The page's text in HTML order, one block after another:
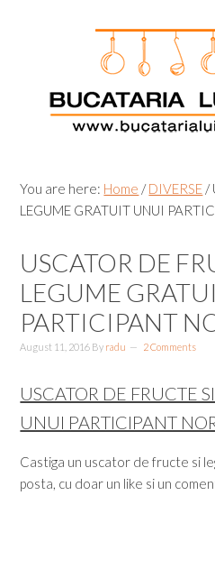
You are here: Home / DIVERSE /
LEGUME GRATUIT UNUI
USCATOR DE
LEGUME
PARTICIPANT
August 11, 2016 By radu 2 Comments
USCATOR DE FRUCTE
UNUI PARTICIPANT
Castiga un uscator de fructe si
posta, cu doar un like si un